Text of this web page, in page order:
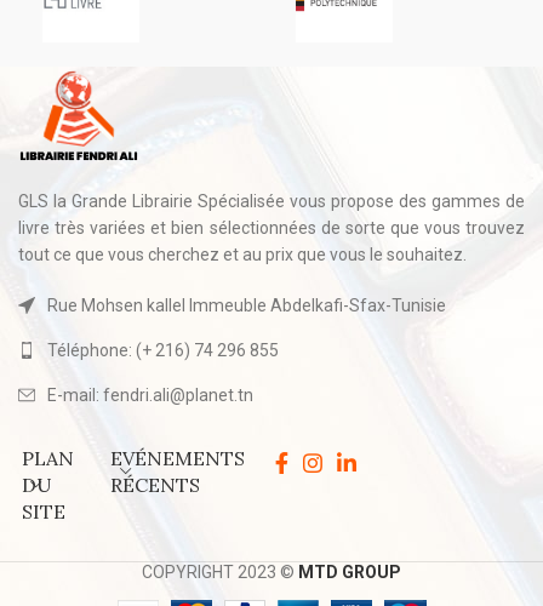
GLS la Grande Librairie Spécialisée vous propose des gammes de
livre très variées et bien sélectionnées de sorte que vous trouvez
tout ce que vous cherchez et au prix que vous le souhaitez.
Rue Mohsen kallel Immeuble Abdelkafi-Sfax-Tunisie
Téléphone: (+ 216) 74 296 855
E-mail: fendri.ali@planet.tn
PLAN
DU
SITE
EVÉNEMENTS
RÉCENTS
COPYRIGHT 2023 © MTD GROUP